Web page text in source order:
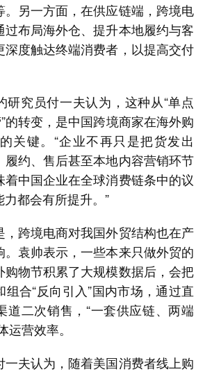
另一方面，在供应链端，跨境电
布局海外仓、提升本地履约与客
深度触达终端消费者，以提高交付
研究员付一夫认为，这种从“单点
的转变，是中国跨境商家在海外购
关键。“企业不再只是把货发出
约、售后甚至本地内容营销环节
中国企业在全球消费链条中的议
都会有所提升。”
，跨境电商对我国外贸结构也在产
袁帅表示，一些本来只做外贸的
物节积累了大规模数据后，会把
合“反向引入”国内市场，通过直
道二次销售，“一套供应链、两端
运营效率。
一夫认为，随着美国消费者线上购